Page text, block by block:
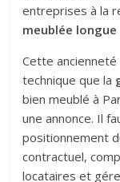
entreprises à la
meublée
Cette
technique que la
bien meublé à
une annonce. Il
positionnement
contractuel,
locataires et